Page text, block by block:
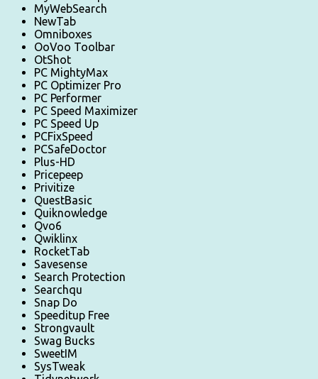
MyWebSearch
NewTab
Omniboxes
OoVoo Toolbar
OtShot
PC MightyMax
PC Optimizer Pro
PC Performer
PC Speed Maximizer
PC Speed Up
PCFixSpeed
PCSafeDoctor
Plus-HD
Pricepeep
Privitize
QuestBasic
Quiknowledge
Qvo6
Qwiklinx
RocketTab
Savesense
Search Protection
Searchqu
Snap Do
Speeditup Free
Strongvault
Swag Bucks
SweetIM
SysTweak